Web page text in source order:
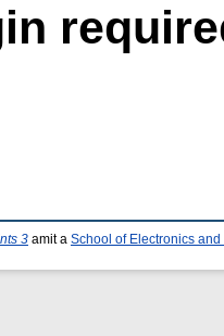
3 amit a School of Electronics